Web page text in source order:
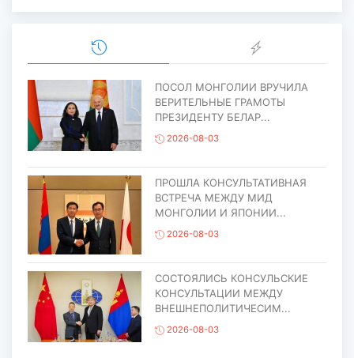
ПОСОЛ МОНГОЛИИ ВРУЧИЛА
ВЕРИТЕЛЬНЫЕ ГРАМОТЫ
ПРЕЗИДЕНТУ БЕЛАР...
2026-08-03
ПРОШЛА КОНСУЛЬТАТИВНАЯ
ВСТРЕЧА МЕЖДУ МИД
МОНГОЛИИ И ЯПОНИИ...
2026-08-03
СОСТОЯЛИСЬ КОНСУЛЬСКИЕ
КОНСУЛЬТАЦИИ МЕЖДУ
ВНЕШНЕПОЛИТИЧЕСИМ...
2026-08-03